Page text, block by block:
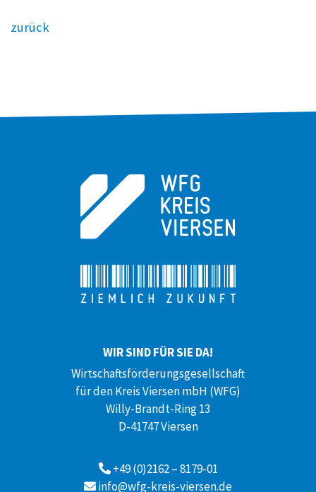
zurück
WIR SIND FÜR SIE DA!
Wirtschaftsförderungsgesellschaft
für den Kreis Viersen mbH (WFG)
Willy-Brandt-Ring 13
D-41747 Viersen
+49 (0)2162 – 8179-01
info@wfg-kreis-viersen.de